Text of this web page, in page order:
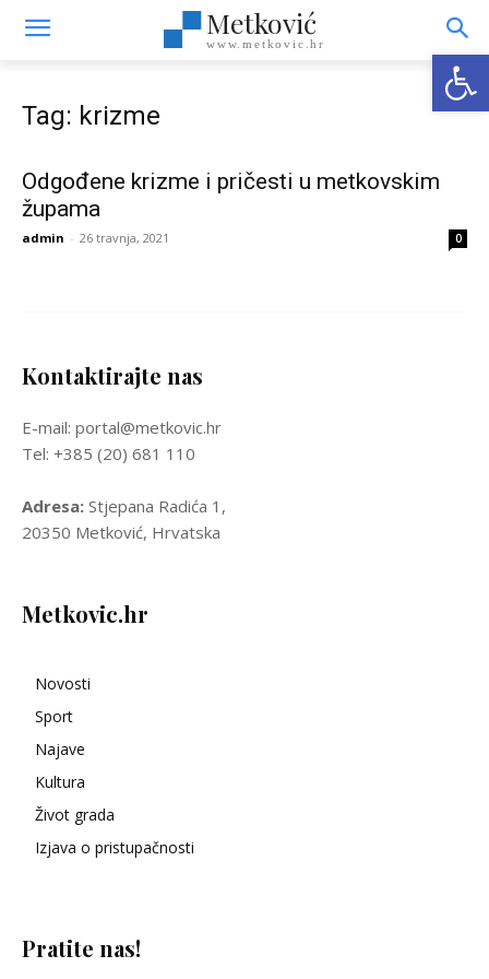
Metković
www.metkovic.hr
Tag: krizme
Odgođene krizme i pričesti u metkovskim
župama
admin - 26 travnja, 2021 0
Kontaktirajte nas
E-mail: portal@metkovic.hr
Tel: +385 (20) 681 110
Adresa: Stjepana Radića 1,
20350 Metković, Hrvatska
Metkovic.hr
Novosti
Sport
Najave
Kultura
Život grada
Izjava o pristupačnosti
Pratite nas!